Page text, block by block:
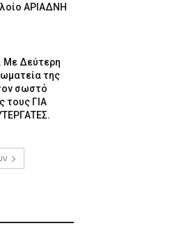
ΑΡΙΑΔΝΗ
Με Δεύτερη
της
σωστό
τους ΓΙΑ